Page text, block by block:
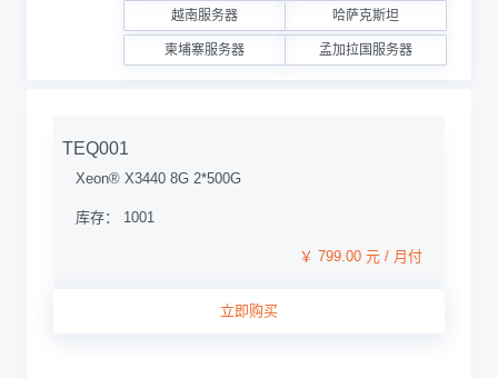
越南服务器 哈萨克斯坦
柬埔寨服务器 孟加拉国服务器
TEQ001
Xeon® X3440 8G 2*500G
库存： 1001
￥ 799.00 元 / 月付
立即购买